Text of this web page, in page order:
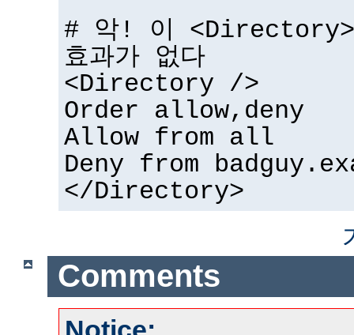
# 악! 이 <Directory>
효과가 없다
<Directory />
Order allow,deny
Allow from all
Deny from
</Directory>
Comments